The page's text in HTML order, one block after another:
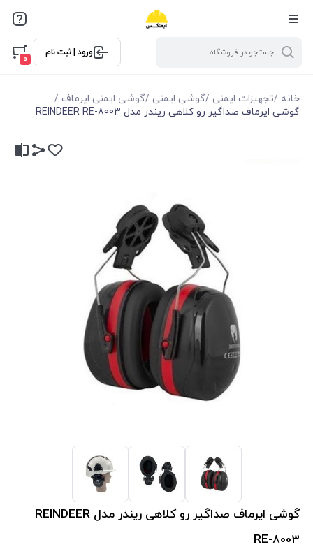
ورود | ثبت نام
0
خانه /تجهیزات ایمنی /گوشی ایمنی/گوشی ایمنی ایرماف /
گوشی ایرماف صداگیر رو کلاهی ریندر مدل REINDEER RE-8003
گوشی ایرماف صداگیر رو کلاهی ریندر مدل REINDEER
RE-8003